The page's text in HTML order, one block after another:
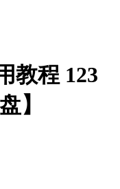
教程 123
】